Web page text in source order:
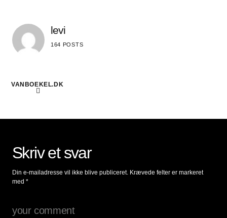
levi
164 POSTS
VANBOEKEL.DK
Skriv et svar
Din e-mailadresse vil ikke blive publiceret. Krævede felter er markeret
med *